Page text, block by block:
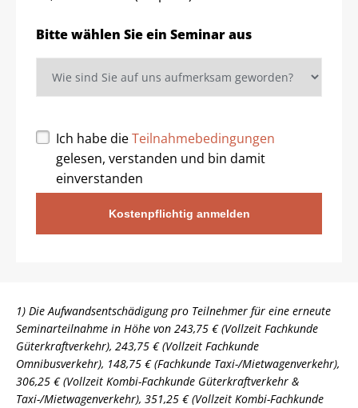
Bitte wählen Sie ein Seminar aus
Ich habe dieTeilnahmebedingungen
gelesen, verstanden und bin damit
einverstanden
Kostenpflichtig anmelden
1) Die Aufwandsentschädigung pro Teilnehmer für eine erneute
Seminarteilnahme in Höhe von 243,75 € (Vollzeit Fachkunde
Güterkraftverkehr), 243,75 € (Vollzeit Fachkunde
Omnibusverkehr), 148,75 € (Fachkunde Taxi-/Mietwagenverkehr),
306,25 € (Vollzeit Kombi-Fachkunde Güterkraftverkehr &
Taxi-/Mietwagenverkehr), 351,25 € (Vollzeit Kombi-Fachkunde